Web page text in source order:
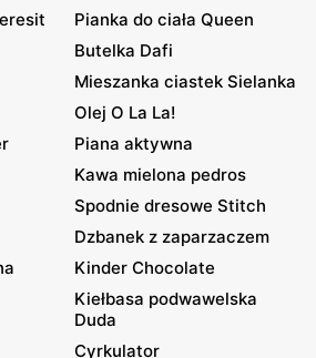
Pianka do ciała Queen
Butelka Dafi
Mieszanka ciastek Sielanka
Olej O La La!
Piana aktywna
Kawa mielona pedros
Spodnie dresowe Stitch
Dzbanek z zaparzaczem
Kinder Chocolate
Kiełbasa podwawelska
Duda
Cyrkulator